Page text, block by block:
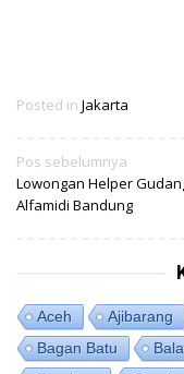
Posted in Jakarta
Navigasi
pos
Pos sebelumnya
Lowongan Helper
Alfamidi Bandung
Aceh Ajibarang
Bagan Batu